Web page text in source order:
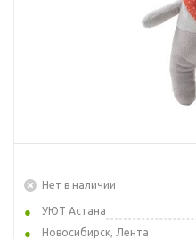
Нет в наличии
УЮТ Астана
Новосибирск, Лента